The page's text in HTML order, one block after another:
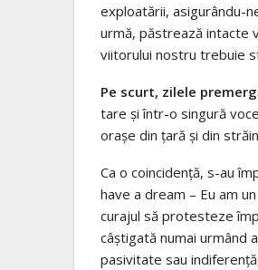
exploatării, asigurându-
urmă, păstrează intacte
viitorului nostru trebuie
Pe scurt, zilele
tare şi într-o singură
oraşe din ţară şi din
Ca o coincidenţă, s-au
have a dream – Eu am
curajul să protesteze
câştigată numai urmând
pasivitate sau